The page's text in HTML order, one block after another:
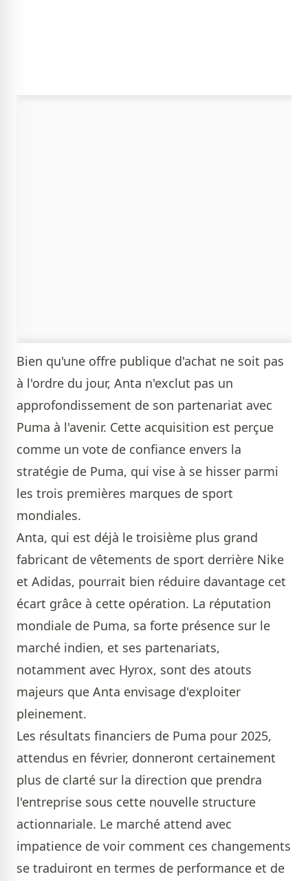
Bien qu'une offre publique d'achat ne soit pas
à l'ordre du jour, Anta n'exclut pas un
approfondissement de son partenariat avec
Puma à l'avenir. Cette acquisition est perçue
comme un vote de confiance envers la
stratégie de Puma, qui vise à se hisser parmi
les trois premières marques de sport
mondiales.
Anta, qui est déjà le troisième plus grand
fabricant de vêtements de sport derrière Nike
et Adidas, pourrait bien réduire davantage cet
écart grâce à cette opération. La réputation
mondiale de Puma, sa forte présence sur le
marché indien, et ses partenariats,
notamment avec Hyrox, sont des atouts
majeurs que Anta envisage d'exploiter
pleinement.
Les résultats financiers de Puma pour 2025,
attendus en février, donneront certainement
plus de clarté sur la direction que prendra
l'entreprise sous cette nouvelle structure
actionnariale. Le marché attend avec
impatience de voir comment ces changements
se traduiront en termes de performance et de